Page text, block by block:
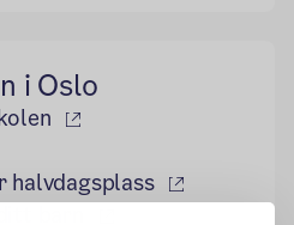
i Oslo
(ekstern lenke)
halvdagsplass
(ekstern